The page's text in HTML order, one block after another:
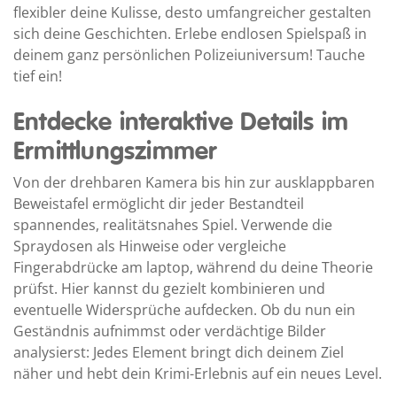
flexibler deine Kulisse, desto umfangreicher gestalten
sich deine Geschichten. Erlebe endlosen Spielspaß in
deinem ganz persönlichen Polizeiuniversum! Tauche
tief ein!
Entdecke interaktive Details im
Ermittlungszimmer
Von der drehbaren Kamera bis hin zur ausklappbaren
Beweistafel ermöglicht dir jeder Bestandteil
spannendes, realitätsnahes Spiel. Verwende die
Spraydosen als Hinweise oder vergleiche
Fingerabdrücke am laptop, während du deine Theorie
prüfst. Hier kannst du gezielt kombinieren und
eventuelle Widersprüche aufdecken. Ob du nun ein
Geständnis aufnimmst oder verdächtige Bilder
analysierst: Jedes Element bringt dich deinem Ziel
näher und hebt dein Krimi-Erlebnis auf ein neues Level.